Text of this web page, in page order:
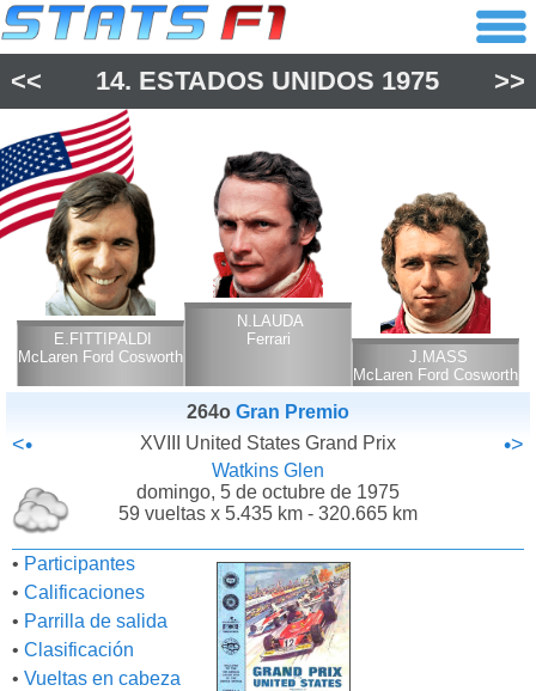
<< 14. ESTADOS UNIDOS 1975 >>
E.FITTIPALDI
McLaren Ford Cosworth
N.LAUDA
Ferrari
J.MASS
McLaren Ford Cosworth
264o Gran Premio
<• XVIII United States Grand Prix •>
Watkins Glen
domingo, 5 de octubre de 1975
59 vueltas x 5.435 km - 320.665 km
• Participantes
• Calificaciones
• Parrilla de salida
• Clasificación
• Vueltas en cabeza